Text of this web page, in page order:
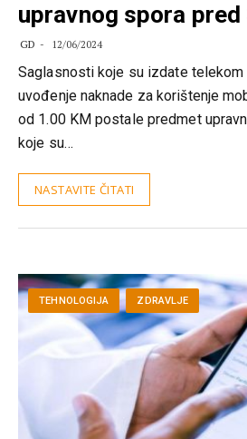
upravnog spora pred
GD 12/06/2024
Saglasnosti koje su izdate
uvođenje naknade za korištenje
od 1.00 KM postale predmet
koje su…
NASTAVITE ČITATI
TEHNOLOGIJA ZDRAVLJE